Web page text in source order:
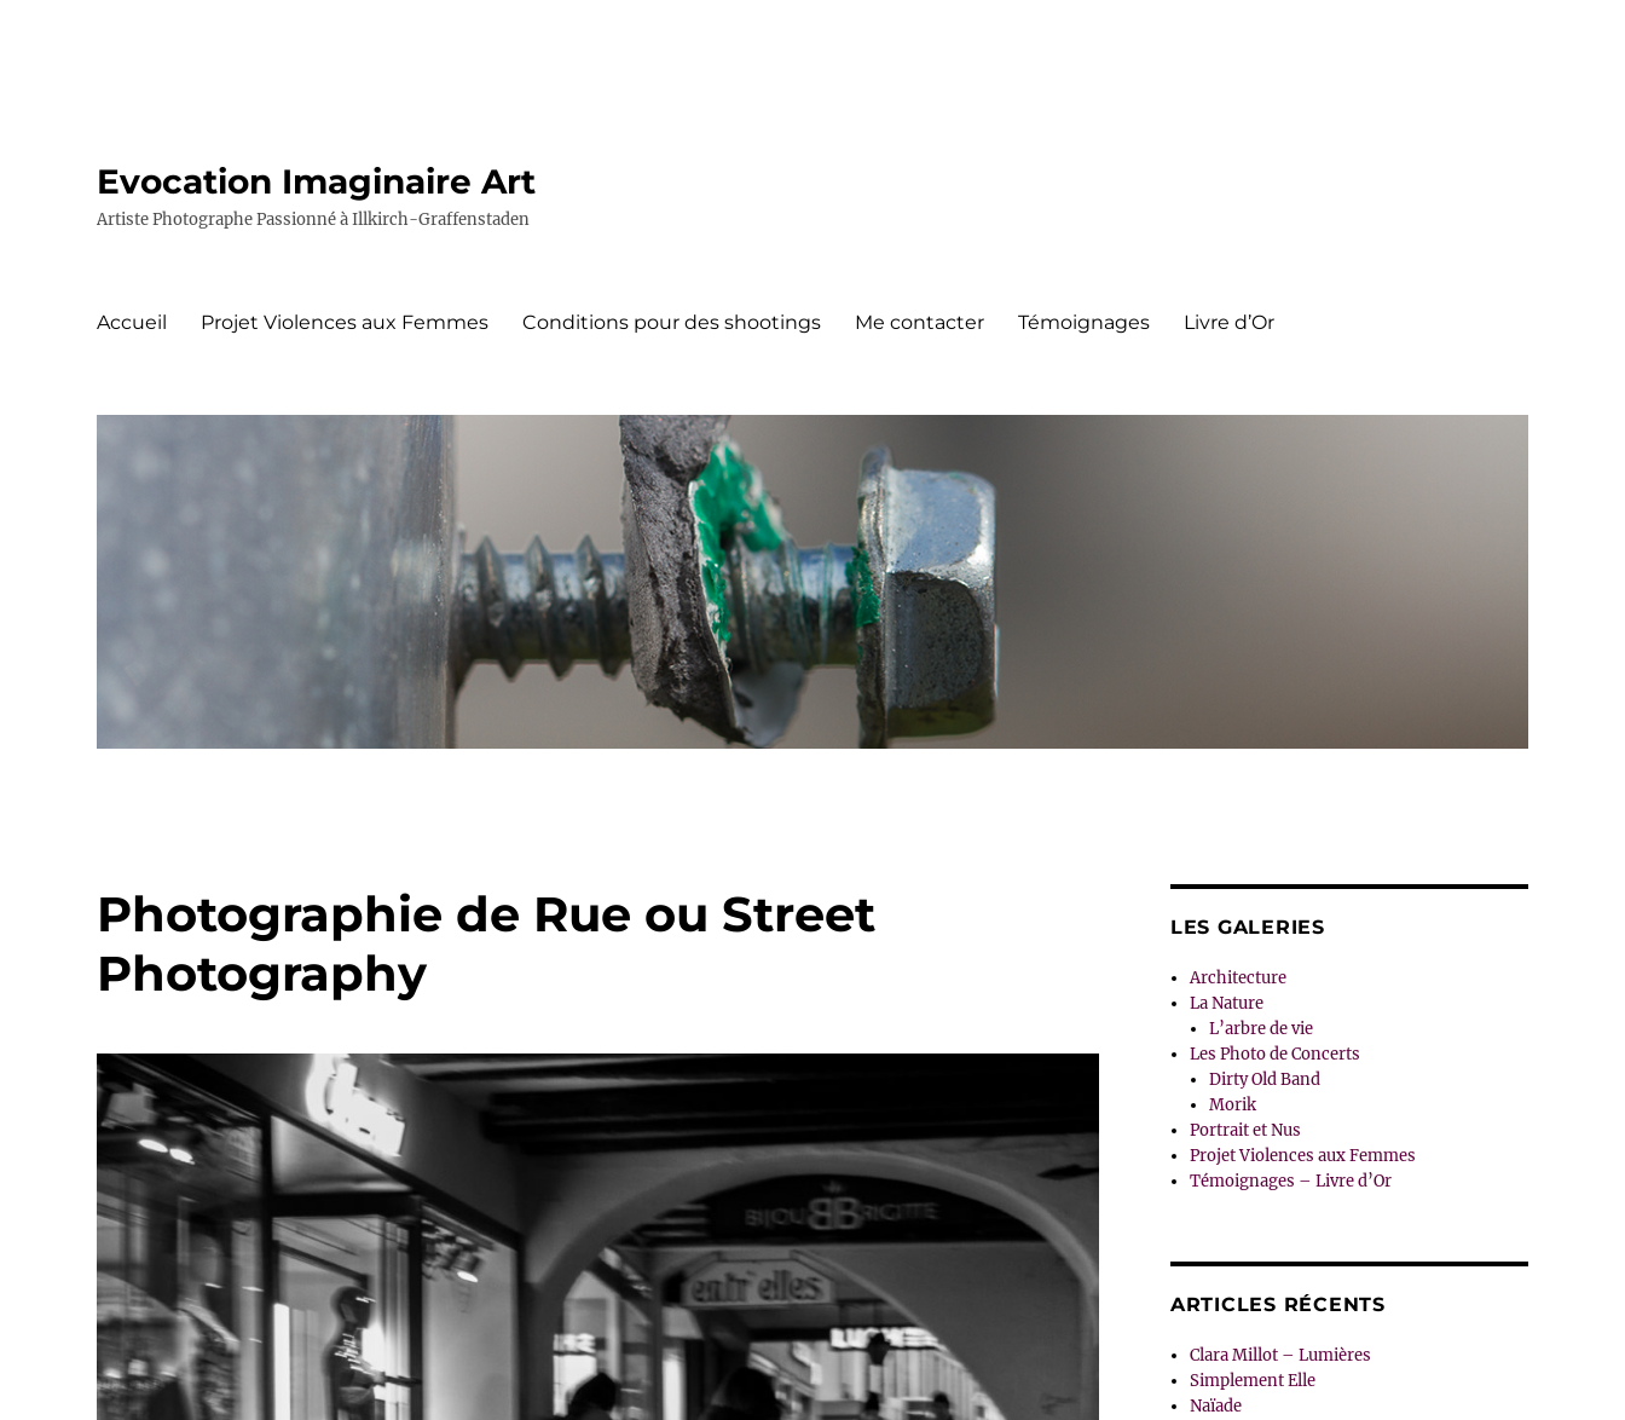
Evocation Imaginaire Art
Artiste Photographe Passionné à Illkirch-Graffenstaden
Accueil Projet Violences aux Femmes Conditions pour des shootings Me contacter Témoignages Livre d’Or
Photographie de Rue ou Street
Photography
LES GALERIES
Architecture
La Nature
L’arbre de vie
Les Photo de Concerts
Dirty Old Band
Morik
Portrait et Nus
Projet Violences aux Femmes
Témoignages – Livre d’Or
ARTICLES RÉCENTS
Clara Millot – Lumières
Simplement Elle
Naïade